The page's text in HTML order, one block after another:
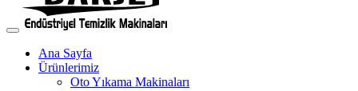
Ana Sayfa
Ürünlerimiz
Oto Yıkama Makinaları